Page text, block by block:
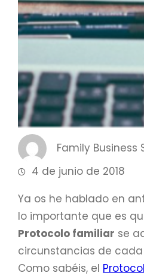
Family Business
4 de junio de 2018
Ya os he hablado en
lo importante que es
Protocolo familiar se
circunstancias de
Como sabéis, el